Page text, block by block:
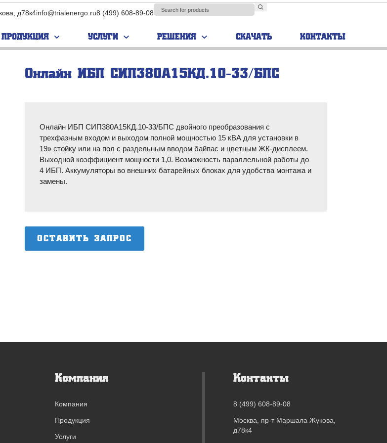
д78к4info@trialenergo.ru8 (499) 608-89-08
ПРОДУКЦИЯ
ПАРУС
Модульные ИБП
Промышленные
EVADA
ные ИБП
Модульные ИБП
Промышленные
ИБП
TRIAL
УСЛУГИ РЕШЕНИЯ СКАЧАТЬ КОНТАКТЫ
Онлайн ИБП СИП380А15КД.10-33/БПС
Онлайн ИБП СИП380А15КД.10-33/БПС двойного преобразования с
трехфазным входом и выходом полной мощностью 15 кВА для установки в
19» стойку или на пол с раздельным вводом байпас и цветным ЖК-дисплеем.
Выходной коэффициент мощности 1,0. Возможность параллельной работы до
4 ИБП. Аккумуляторы во внешних батарейных блоках для удобства монтажа и
замены.
ОСТАВИТЬ ЗАПРОС
Компания
Компания
Продукция
Услуги
Контакты
8 (499) 608-89-08
Москва, пр-т Маршала Жукова,
д78к4